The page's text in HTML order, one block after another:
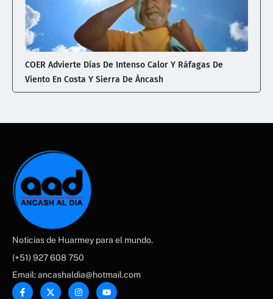
COER Advierte Días De Intenso Calor Y Ráfagas De
Viento En Costa Y Sierra De Áncash
Noticias de Huarmey para el mundo.
(+51) 927 608 750
Email: ancashaldia@hotmail.com